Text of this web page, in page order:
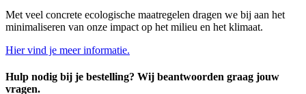
Met veel concrete ecologische maatregelen dragen we bij aan het
minimaliseren van onze impact op het milieu en het klimaat.
Hier vind je meer informatie.
Hulp nodig bij je bestelling? Wij beantwoorden graag jouw
vragen.